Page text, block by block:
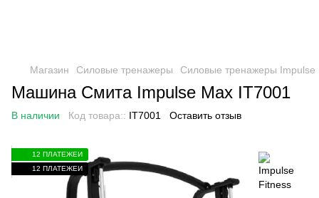
Магазин Силовые тренажеры Силовые тренажеры Impulse
Машина Смита Impulse Max IT7001
В наличии Код товара:: IT7001 Оставить отзыв
12 ПЛАТЕЖЕЙ
12 ПЛАТЕЖЕЙ